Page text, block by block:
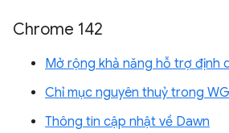
Chrome 142
Mở rộng khả năng hỗ trợ định
Chỉ mục nguyên thuỷ trong
Thông tin cập nhật về Dawn